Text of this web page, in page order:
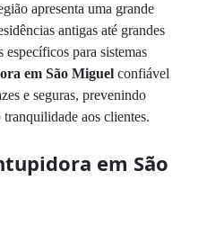
apresenta uma grande
antigas até grandes
para sistemas
em São Miguel confiável
e seguras, prevenindo
aos clientes.
em São